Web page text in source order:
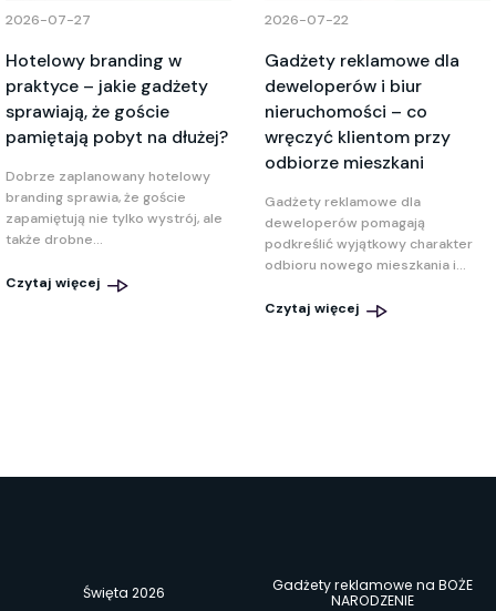
2026-07-27
Hotelowy branding w
praktyce – jakie gadżety
sprawiają, że goście
pamiętają pobyt na dłużej?
Dobrze zaplanowany hotelowy
branding sprawia, że goście
zapamiętują nie tylko wystrój, ale
także drobne...
Czytaj więcej
2026-07-22
Gadżety reklamowe dla
deweloperów i biur
nieruchomości – co
wręczyć klientom przy
odbiorze mieszkani
Gadżety reklamowe dla
deweloperów pomagają
podkreślić wyjątkowy charakter
odbioru nowego mieszkania i...
Czytaj więcej
Święta 2026
Gadżety reklamowe na BOŻE
NARODZENIE